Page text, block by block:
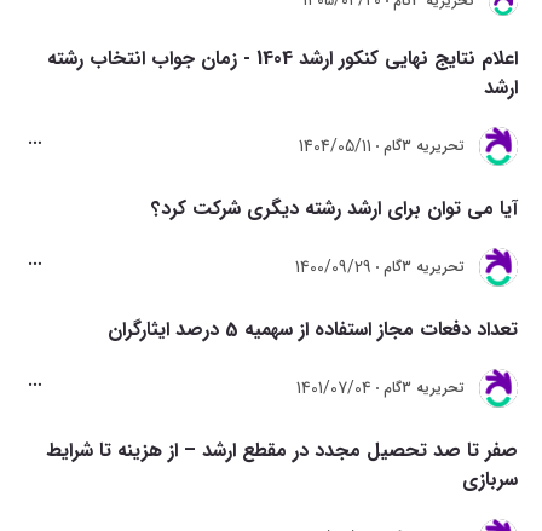
اعلام نتایج نهایی کنکور ارشد 1404 - زمان جواب انتخاب رشته
ارشد
تحريريه 3گام 1404/05/11
آیا می توان برای ارشد رشته دیگری شرکت کرد؟
تحريريه 3گام 1400/09/29
تعداد دفعات مجاز استفاده از سهمیه 5 درصد ایثارگران
تحريريه 3گام 1401/07/04
صفر تا صد تحصیل مجدد در مقطع ارشد – از هزینه تا شرایط
سربازی